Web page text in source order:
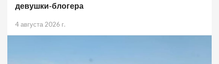
девушки-блогера
4 августа 2026 г.